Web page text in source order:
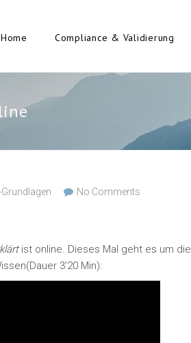
Home Compliance & Validierung
No Comments
ist online. Dieses Mal geht es um die
3’20 Min):